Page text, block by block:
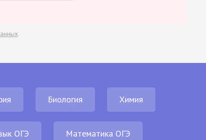
.
Биология Химия
ОГЭ Математика ОГЭ